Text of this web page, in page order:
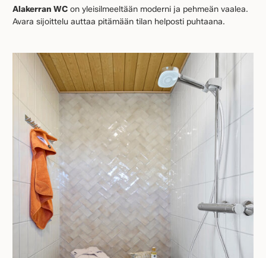
Alakerran WC on yleisilmeeltään moderni ja pehmeän vaalea.
Avara sijoittelu auttaa pitämään tilan helposti puhtaana.